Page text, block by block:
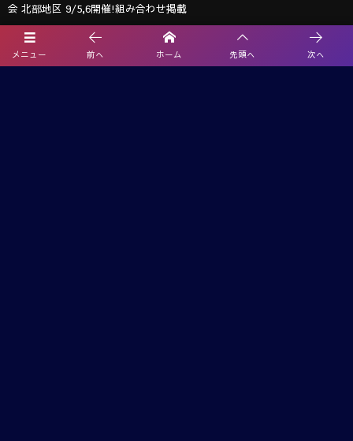
メニュー 前へ ホーム 先頭へ 次へ
会 北部地区 9/5,6開催!組み合わせ掲載
【熊本県クラブユースサッカー連盟緊急支援のお願い】熊本県での地震
に伴う支援募金にご協力ください